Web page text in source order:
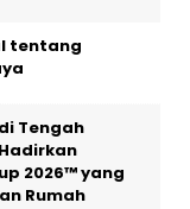
tentang
Tengah
2026™ yang
Rumah